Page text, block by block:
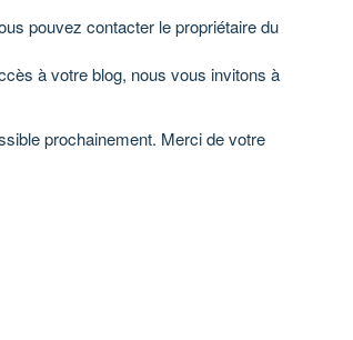
pouvez contacter le propriétaire du
à votre blog, nous vous invitons à
prochainement. Merci de votre